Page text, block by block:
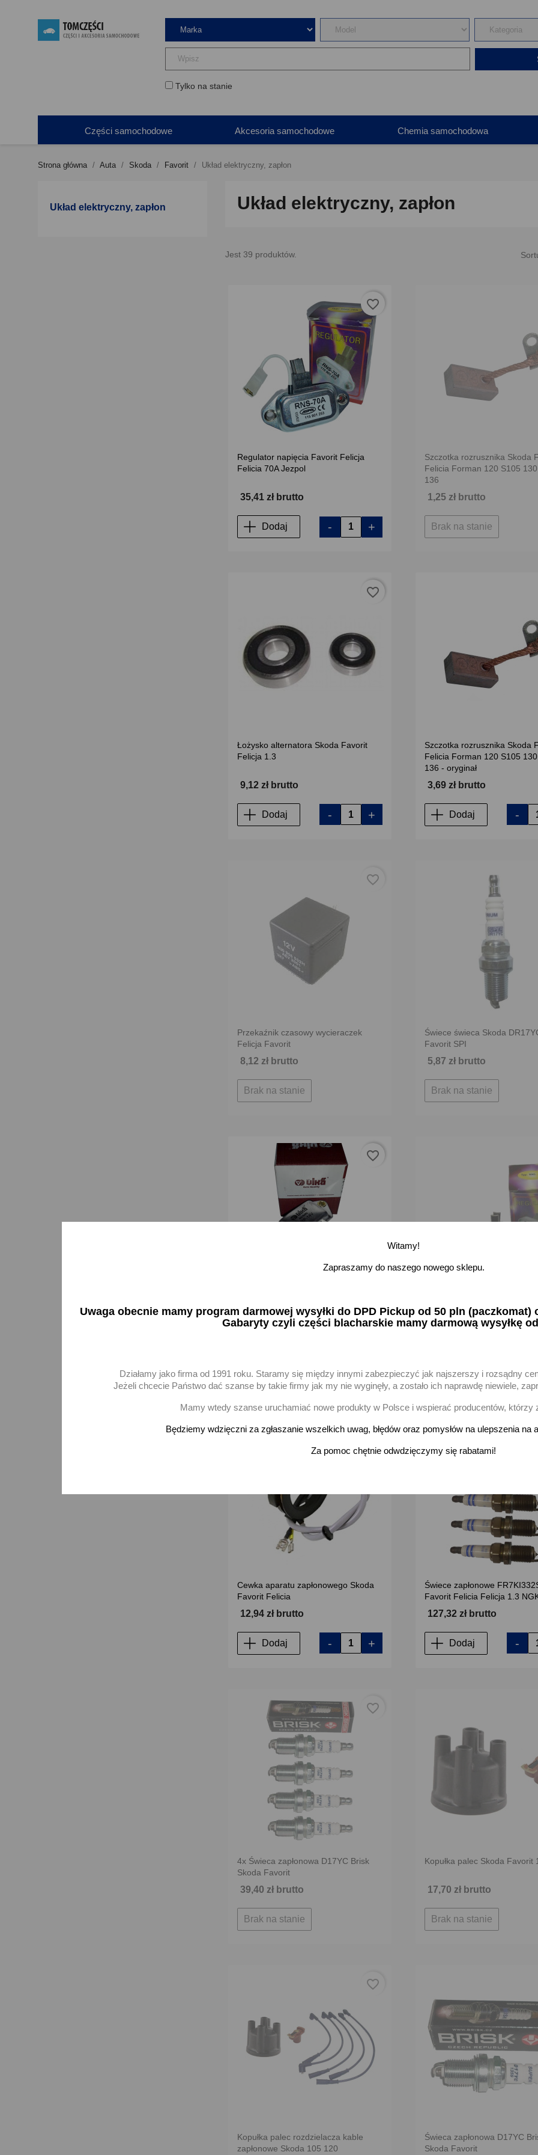
Tylko na stanie
Części samochodowe Akcesoria samochodowe Chemia samochodowa
Strona główna Auta Skoda Favorit Układ elektryczny, zapłon
Układ elektryczny, zapłon Układ elektryczny, zapłon
Jest 39 produktów.
Regulator napięcia Favorit Felicja
Felicia 70A Jezpol
35,41 zł brutto
Dodaj - +
favorite_border
Szczotka rozrusznika Skoda
Felicia Forman 120 S105
136
1,25 zł brutto
Brak na stanie
Łożysko alternatora Skoda Favorit
Felicja 1.3
9,12 zł brutto
Dodaj - +
favorite_border
Szczotka rozrusznika Skoda
Felicia Forman 120 S105
136 - oryginał
3,69 zł brutto
Dodaj -
Przekaźnik czasowy wycieraczek
Felicja Favorit
8,12 zł brutto
Brak na stanie
favorite_border
Świece świeca Skoda
Favorit SPI
5,87 zł brutto
Brak na stanie
Regulator napięcia Favorit Felicja
Felicia 70A..
favorite_border
Regulator napięcia Skoda
Felicja 55A
Cewka aparatu zapłonowego Skoda
Favorit Felicia
12,94 zł brutto
Dodaj - +
favorite_border
Świece zapłonowe
Favorit Felicia Felicja 1.3
127,32 zł brutto
Dodaj -
4x Świeca zapłonowa D17YC Brisk
Skoda Favorit
39,40 zł brutto
Brak na stanie
favorite_border
Kopułka palec Skoda Favorit
17,70 zł brutto
Brak na stanie
Kopułka palec rozdzielacza kable
zapłonowe Skoda 105 120
favorite_border
Świeca zapłonowa D17YC
Skoda Favorit
Witamy!
Zapraszamy do naszego nowego sklepu.
Uwaga obecnie mamy program darmowej wysyłki do DPD Pickup od 50 pln
Gabaryty czyli części blacharskie mamy darmową wysyłkę
Działamy jako firma od 1991 roku. Staramy się między innymi zabezpieczyć jak najszerszy i rozsądny
Jeżeli chcecie Państwo dać szanse by takie firmy jak my nie wyginęły, a zostało ich naprawdę niewiele,
Mamy wtedy szanse uruchamiać nowe produkty w Polsce i wspierać producentów, którzy
Będziemy wdzięczni za zgłaszanie wszelkich uwag, błędów oraz pomysłów na ulepszenia na
Za pomoc chętnie odwdzięczymy się rabatami!